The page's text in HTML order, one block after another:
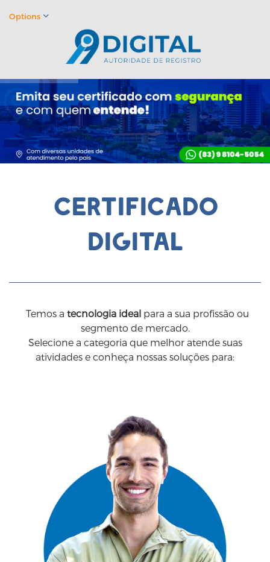
Options
certificado
digital
Temos a tecnologia ideal para a sua profissão ou
segmento de mercado.
Selecione a categoria que melhor atende suas
atividades e conheça nossas soluções para: